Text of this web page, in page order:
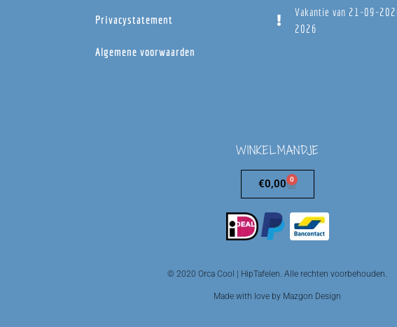
Privacystatement
Algemene voorwaarden
Vakantie van 21-09-
2026
WINKELMANDJE
€0,00 0
© 2020 Orca Cool | HipTafelen. Alle rechten voorbehouden.
Made with love by Mazgon Design